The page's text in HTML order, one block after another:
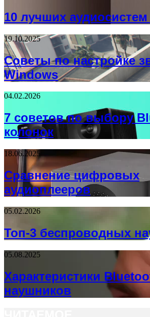
10 лучших
19.10.2025
Советы по настройке
Windows
04.02.2026
7 советов по выбору
колонок
18.06.2025
Сравнение цифровых
аудиоплееров
05.02.2026
Топ-3 беспроводных
05.08.2025
Характеристики
наушников